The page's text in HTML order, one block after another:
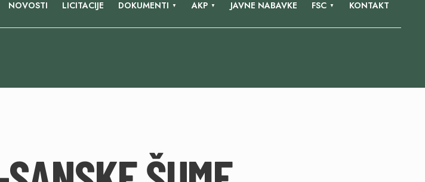
NOVOSTI LICITACIJE DOKUMENTI AKP JAVNE NABAVKE FSC KONTAKT